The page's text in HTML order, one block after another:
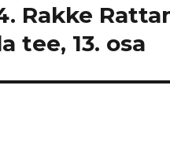
Rakke
tee, 13. osa